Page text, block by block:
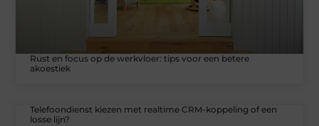
Rust en focus op de werkvloer: tips voor een betere
akoestiek
Telefoondienst kiezen met realtime CRM-koppeling of een
losse lijn?